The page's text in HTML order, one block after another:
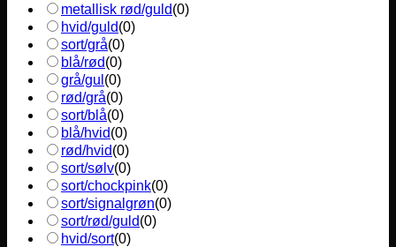
metallisk rød/guld(0)
hvid/guld(0)
sort/grå(0)
blå/rød(0)
grå/gul (0)
rød/grå(0)
sort/blå(0)
blå/hvid(0)
rød/hvid(0)
sort/sølv(0)
sort/chockpink(0)
sort/signalgrøn(0)
sort/rød/guld(0)
hvid/sort(0)